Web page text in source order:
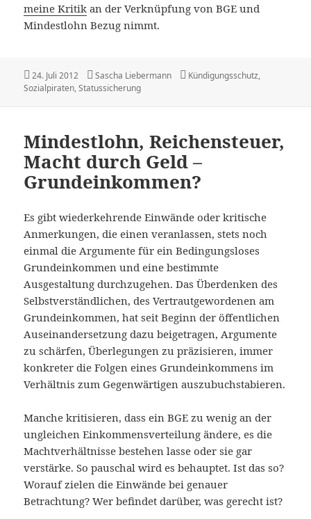
meine Kritik an der Verknüpfung von BGE und
Mindestlohn Bezug nimmt.
Veröffentlicht
am
24. Juli 2012 Autor
Sascha Liebermann Kategorien
Kündigungsschutz,
Sozialpiraten,Statussicherung
Mindestlohn, Reichensteuer,
Macht durch Geld –
Grundeinkommen?
Es gibt wiederkehrende Einwände oder kritische
Anmerkungen, die einen veranlassen, stets noch
einmal die Argumente für ein Bedingungsloses
Grundeinkommen und eine bestimmte
Ausgestaltung durchzugehen. Das Überdenken des
Selbstverständlichen, des Vertrautgewordenen am
Grundeinkommen, hat seit Beginn der öffentlichen
Auseinandersetzung dazu beigetragen, Argumente
zu schärfen, Überlegungen zu präzisieren, immer
konkreter die Folgen eines Grundeinkommens im
Verhältnis zum Gegenwärtigen auszubuchstabieren.
Manche kritisieren, dass ein BGE zu wenig an der
ungleichen Einkommensverteilung ändere, es die
Machtverhältnisse bestehen lasse oder sie gar
verstärke. So pauschal wird es behauptet. Ist das so?
Worauf zielen die Einwände bei genauer
Betrachtung? Wer befindet darüber, was gerecht ist?